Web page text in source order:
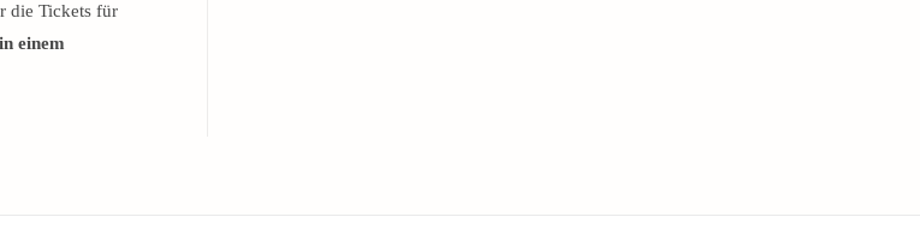
die Tickets für
einem